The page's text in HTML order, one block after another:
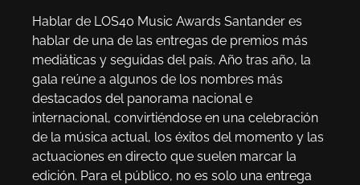
Hablar de LOS40 Music Awards Santander es
hablar de una de las entregas de premios más
mediáticas y seguidas del país. Año tras año, la
gala reúne a algunos de los nombres más
destacados del panorama nacional e
internacional, convirtiéndose en una celebración
de la música actual, los éxitos del momento y las
actuaciones en directo que suelen marcar la
edición. Para el público, no es solo una entrega